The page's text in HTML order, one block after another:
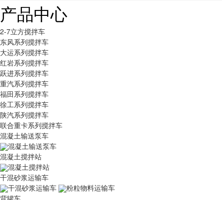
产品中心
2-7立方搅拌车
东风系列搅拌车
大运系列搅拌车
红岩系列搅拌车
跃进系列搅拌车
重汽系列搅拌车
福田系列搅拌车
徐工系列搅拌车
陕汽系列搅拌车
联合重卡系列搅拌车
混凝土输送泵车
混凝土输送泵车
混凝土搅拌站
混凝土搅拌站
干混砂浆运输车
干混砂浆运输车
粉粒物料运输车
背罐车